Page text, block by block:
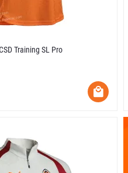
Training SL Pro